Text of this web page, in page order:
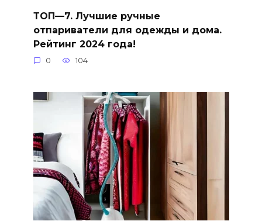
ТОП—7. Лучшие ручные
отпариватели для одежды и дома.
Рейтинг 2024 года!
0 104